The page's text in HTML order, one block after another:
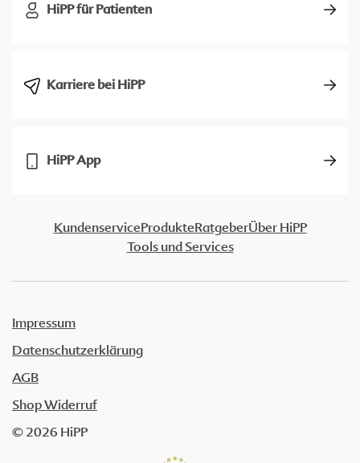
HiPP für Patienten
Karriere bei HiPP
HiPP App
KundenserviceProdukteRatgeberÜber HiPP
Tools und Services
Impressum
Datenschutzerklärung
AGB
Shop Widerruf
© 2026 HiPP